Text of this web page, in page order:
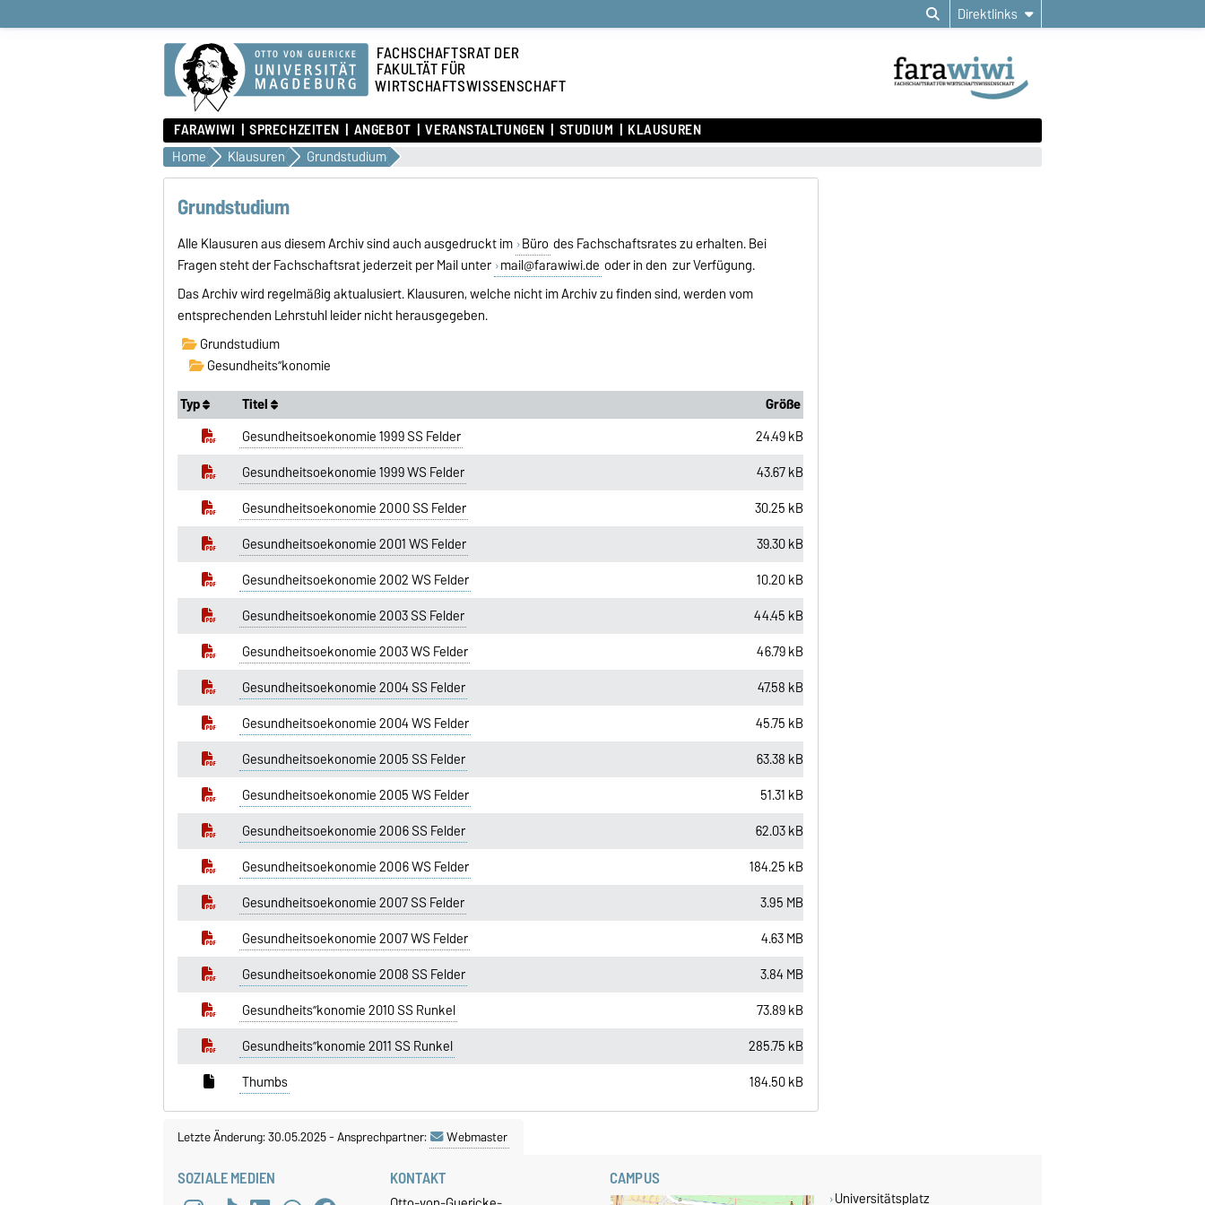
Direktlinks
FACHSCHAFTSRAT DER
FAKULTÄT FÜR
WIRTSCHAFTSWISSENSCHAFT
FARAWIWI SPRECHZEITEN ANGEBOT VERANSTALTUNGEN STUDIUM KLAUSUREN
Home Klausuren Grundstudium
Grundstudium
Alle Klausuren aus diesem Archiv sind auch ausgedruckt im Büro des Fachschaftsrates zu erhalten. Bei
Fragen steht der Fachschaftsrat jederzeit per Mail unter mail@farawiwi.de oder in den zur Verfügung.
Das Archiv wird regelmäßig aktualusiert. Klausuren, welche nicht im Archiv zu finden sind, werden vom
entsprechenden Lehrstuhl leider nicht herausgegeben.
Grundstudium
Gesundheits”konomie
Typ
Titel
Größe
Gesundheitsoekonomie 1999 SS Felder
24.49 kB
Gesundheitsoekonomie 1999 WS Felder
43.67 kB
Gesundheitsoekonomie 2000 SS Felder
30.25 kB
Gesundheitsoekonomie 2001 WS Felder
39.30 kB
Gesundheitsoekonomie 2002 WS Felder
10.20 kB
Gesundheitsoekonomie 2003 SS Felder
44.45 kB
Gesundheitsoekonomie 2003 WS Felder
46.79 kB
Gesundheitsoekonomie 2004 SS Felder
47.58 kB
Gesundheitsoekonomie 2004 WS Felder
45.75 kB
Gesundheitsoekonomie 2005 SS Felder
63.38 kB
Gesundheitsoekonomie 2005 WS Felder
51.31 kB
Gesundheitsoekonomie 2006 SS Felder
62.03 kB
Gesundheitsoekonomie 2006 WS Felder
184.25 kB
Gesundheitsoekonomie 2007 SS Felder
3.95 MB
Gesundheitsoekonomie 2007 WS Felder
4.63 MB
Gesundheitsoekonomie 2008 SS Felder
3.84 MB
Gesundheits”konomie 2010 SS Runkel
73.89 kB
Gesundheits”konomie 2011 SS Runkel
285.75 kB
Thumbs
184.50 kB
Letzte Änderung: 30.05.2025-Ansprechpartner: Webmaster
SOZIALE MEDIEN KONTAKT CAMPUS
Universitätsplatz